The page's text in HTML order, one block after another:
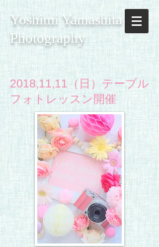
Yoshimi Yamashita
Photography
2018,11,11（日）テーブル
フォトレッスン開催